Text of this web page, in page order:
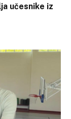
učesnike iz